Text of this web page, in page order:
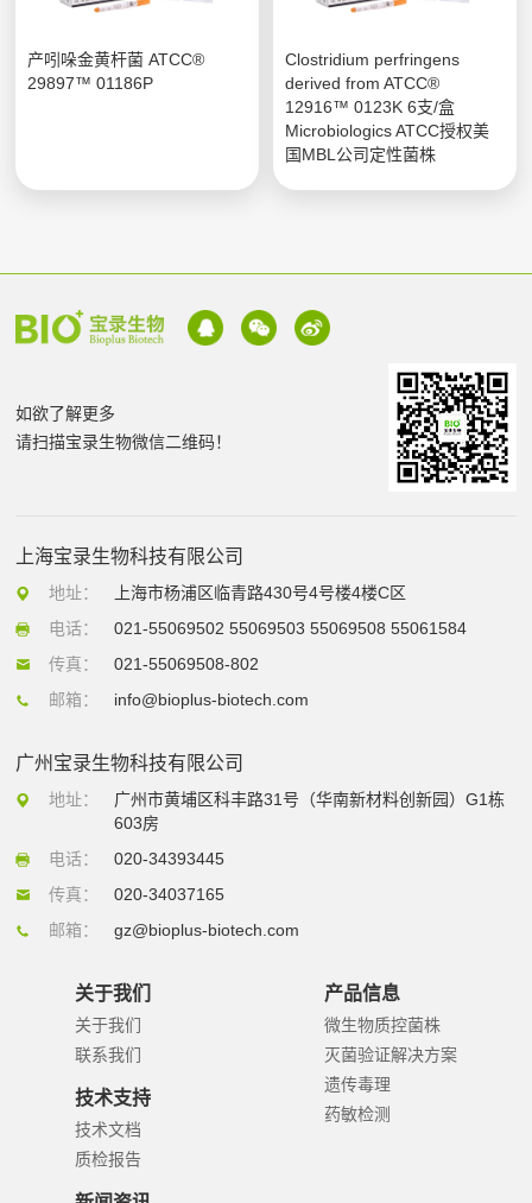
产吲哚金黄杆菌 ATCC®
29897™ 01186P
Clostridium perfringens
derived from ATCC®
12916™ 0123K 6支/盒
Microbiologics ATCC授权美
国MBL公司定性菌株
如欲了解更多
请扫描宝录生物微信二维码！
上海宝录生物科技有限公司
地址：
上海市杨浦区临青路430号4号楼4楼C区
电话：
021-55069502 55069503 55069508 55061584
传真：
021-55069508-802
邮箱：
info@bioplus-biotech.com
广州宝录生物科技有限公司
地址：
广州市黄埔区科丰路31号（华南新材料创新园）G1栋
603房
电话：
020-34393445
传真：
020-34037165
邮箱：
gz@bioplus-biotech.com
关于我们
关于我们
联系我们
技术支持
技术文档
质检报告
产品信息
微生物质控菌株
灭菌验证解决方案
遗传毒理
药敏检测